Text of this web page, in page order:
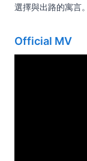
選擇與出路的寓言。
Official MV